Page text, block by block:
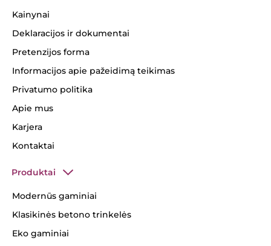
Kainynai
Deklaracijos ir dokumentai
Pretenzijos forma
Informacijos apie pažeidimą teikimas
Privatumo politika
Apie mus
Karjera
Kontaktai
Produktai
Modernūs gaminiai
Klasikinės betono trinkelės
Eko gaminiai